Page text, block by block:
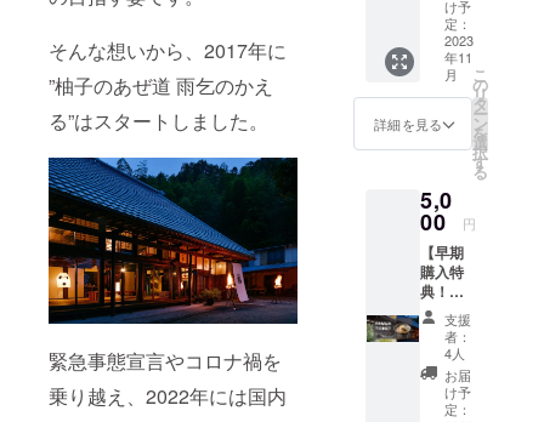
そんな想いから、2017年に
”柚子のあぜ道 雨乞のかえ
る”はスタートしました。
緊急事態宣言やコロナ禍を
乗り越え、2022年には国内
福、柚
子のあ
ぜ道 雨
乞のか
える、
どちら
でもお
ます。
・「古
民家
ラーメ
ン」
（豆乳
ラーメ
ン）4杯
のラー
メン券
は発送
け予
定：
2023
年11
月
詳細を見る
こ
の
リ
タ
ー
ン
を
選
択
す
る
5,0
00 円
【早期
購入特
典！割
り増し
ラーメ
ン券】
MARU
KI 齋
福、柚
支援
者：
4人
お届
け予
定：